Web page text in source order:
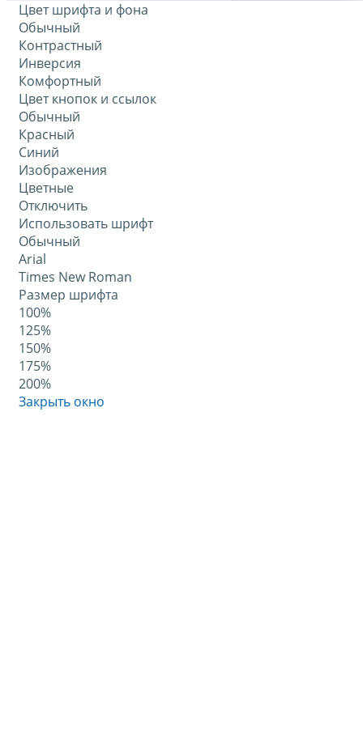
Цвет шрифта и фона
Обычный
Контрастный
Инверсия
Комфортный
Цвет кнопок и ссылок
Обычный
Красный
Синий
Изображения
Цветные
Отключить
Использовать шрифт
Обычный
Arial
Times New Roman
Размер шрифта
100%
125%
150%
175%
200%
Закрыть окно